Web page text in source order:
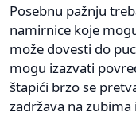
Posebnu pažnju
namirnice koje
može dovesti do
mogu izazvati
štapići brzo se
zadržava na